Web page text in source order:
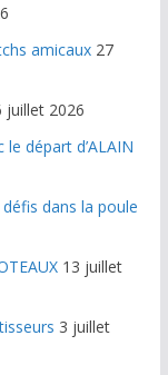
amicaux 27
juillet 2026
départ d’ALAIN
dans la poule
13 juillet
3 juillet